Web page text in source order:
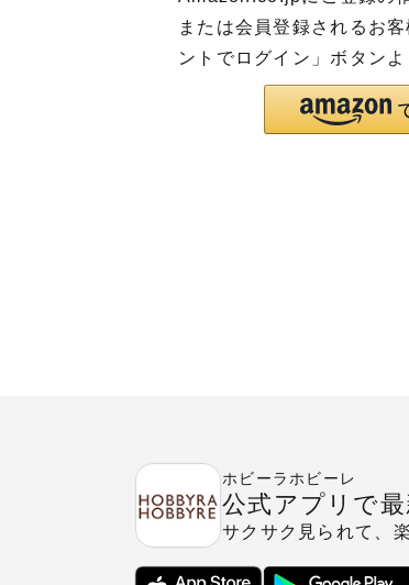
または会員登録されるお
ントでログイン」ボタンよ
ホビーラホビーレ
公式アプリで最
サクサク見られて、